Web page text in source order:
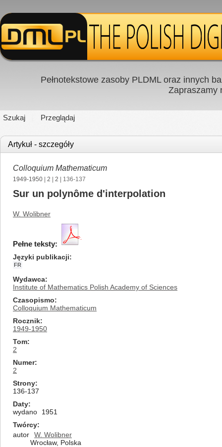
Pełnotekstowe zasoby PLDML oraz innych
Zapraszamy
Szukaj Przeglądaj
Artykuł - szczegóły
Colloquium Mathematicum
1949-1950 2 2 | 136-137
Sur un polynôme d'interpolation
W. Wolibner
Pełne teksty:
Języki publikacji
FR
Wydawca
Institute of Mathematics Polish Academy of Sciences
Czasopismo
Colloquium Mathematicum
Rocznik
1949-1950
Tom
2
Numer
2
Strony
136-137
Daty
wydano
1951
Twórcy
autor
W. Wolibner
Wrocław, Polska